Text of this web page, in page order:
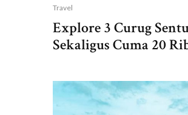
Travel
Explore 3 Curug
Sekaligus Cuma 20